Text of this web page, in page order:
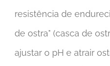
resistência de
de ostra" (casca de
ajustar o pH e atrair